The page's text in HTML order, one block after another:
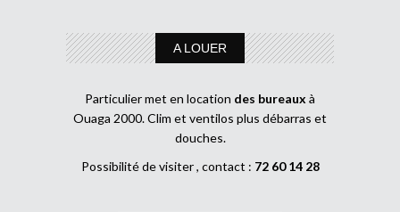
A LOUER
Particulier met en location des bureaux à
Ouaga 2000. Clim et ventilos plus débarras et
douches.
Possibilité de visiter , contact : 72 60 14 28